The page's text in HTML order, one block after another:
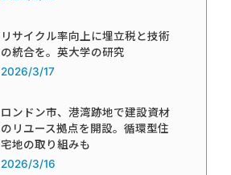
リサイクル率向上に埋立税と技術
の統合を。英大学の研究
2026/3/17
ロンドン市、港湾跡地で建設資材
のリユース拠点を開設。循環型住
宅地の取り組みも
2026/3/16